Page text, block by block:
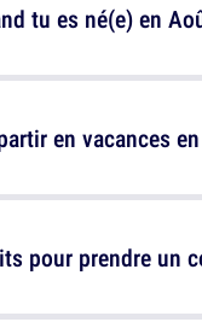
tu es né(e) en
pour prendre un
en vacances